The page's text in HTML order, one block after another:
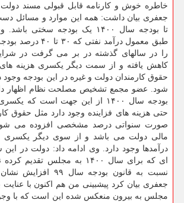
خاطره خوش و کارنامه قابل قبولی مسند
جعفری بیان داشت: همه این موارد و مسائل
تا بودجه سال ۱۴۰۰ یک بودجه
طبق معمول درآمد نفتی
را در سالهای گذشته در بر می گرفت در
کاهش یافته و از سمت دیگر یکسری هزینه
حقوق کارمندان دولت و غیره در این بودجه وجود
شود. عضو مجمع تشخیص مصلحت نظام اظهار
بودجه سال ۱۴۰۰ از این جهت است
حتی هزینه های فزاینده وجود دارد مثل حقوق
صورت سنواتی درصد مشخصی افزوده می شود
مالی دولت می باشد و از سوی دیگر یکسری
درآمدها وجود دارد. وی ادامه داد: دولت در این
نسبت به قانون بودجه
جعفری بیان کرد پیشبینی من هم اکنون با
مجلس به بیرون منعکس شده این است که با وجود